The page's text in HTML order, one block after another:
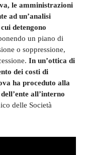
le amministrazioni
ad un’analisi
detengono
un piano di
o soppressione,
In un’ottica di
dei costi di
ha proceduto alla
all’interno
delle Società